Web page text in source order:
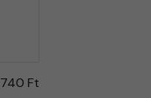
740 Ft